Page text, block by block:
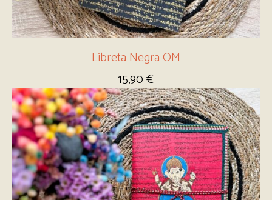
Libreta Negra OM
15,90€